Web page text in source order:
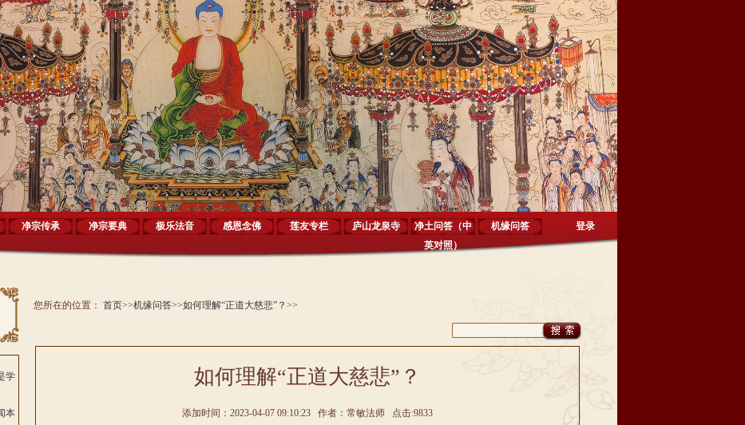
净宗传承 净宗要典 极乐法音 感恩念佛 莲友专栏 庐山龙泉寺
净土问答（中
英对照）
机缘问答 登录
学
本
您所在的位置： 首页>>机缘问答>>如何理解“正道大慈悲”？ >>
如何理解“正道大慈悲”？
添加时间：2023-04-07 09:10:23 作者：常敏法师 点击:9833